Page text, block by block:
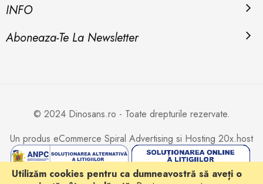
Utilizăm cookies pentru ca dumneavostră să aveți o
INFO
Aboneaza-Te La Newsletter
© 2024 Dinosans.ro - Toate drepturile rezervate.
Un produs eCommerce Spiral Advertising si Hosting 20x.host